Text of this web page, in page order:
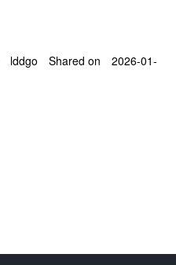
lddgo Shared on
2026-01-